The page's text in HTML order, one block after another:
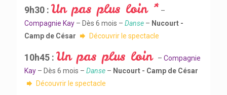
9h30 : Un pas plus loin * –
Compagnie Kay – Dès 6 mois – Danse – Nucourt -
Camp de César
Découvrir le spectacle
10h45 : Un pas plus loin – Compagnie
Kay – Dès 6 mois – Danse – Nucourt - Camp de César
Découvrir le spectacle